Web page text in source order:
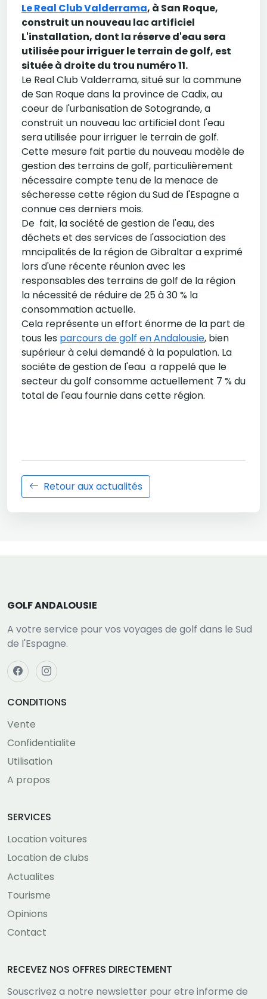
Le Real Club Valderrama, à San Roque,
construit un nouveau lac artificiel
L'installation, dont la réserve d'eau sera
utilisée pour irriguer le terrain de golf, est
située à droite du trou numéro 11.
Le Real Club Valderrama, situé sur la commune
de San Roque dans la province de Cadix, au
coeur de l'urbanisation de Sotogrande, a
construit un nouveau lac artificiel dont l'eau
sera utilisée pour irriguer le terrain de golf.
Cette mesure fait partie du nouveau modèle de
gestion des terrains de golf, particulièrement
nécessaire compte tenu de la menace de
sécheresse cette région du Sud de l'Espagne a
connue ces derniers mois.
De fait, la société de gestion de l'eau, des
déchets et des services de l'association des
mncipalités de la région de Gibraltar a exprimé
lors d'une récente réunion avec les
responsables des terrains de golf de la région
la nécessité de réduire de 25 à 30 % la
consommation actuelle.
Cela représente un effort énorme de la part de
tous les parcours de golf en Andalousie, bien
supérieur à celui demandé à la population. La
sociéte de gestion de l'eau a rappelé que le
secteur du golf consomme actuellement 7 % du
total de l'eau fournie dans cette région.
Retour aux actualités
GOLF ANDALOUSIE
A votre service pour vos voyages de golf dans le Sud
de l'Espagne.
CONDITIONS
Vente
Confidentialite
Utilisation
A propos
SERVICES
Location voitures
Location de clubs
Actualites
Tourisme
Opinions
Contact
RECEVEZ NOS OFFRES DIRECTEMENT
Souscrivez a notre newsletter pour etre informe de